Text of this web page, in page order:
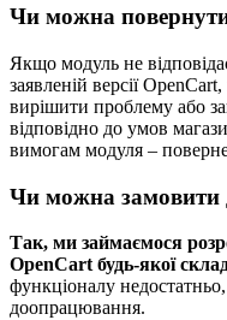
Чи можна
Якщо модуль не
заявленій версії
вирішити проблему або
відповідно до умов
вимогам модуля –
Чи можна замовити
Так, ми займаємося
OpenCart будь-якої
функціоналу
доопрацювання.